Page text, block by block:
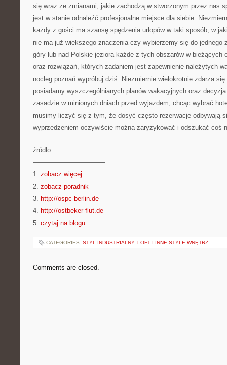
się wraz ze zmianami, jakie zachodzą w stworzonym przez nas
jest w stanie odnaleźć profesjonalne miejsce dla siebie.
każdy z gości ma szansę spędzenia urlopów w taki sposób, w
nie ma już większego znaczenia czy wybierzemy się do jednego
góry lub nad Polskie jeziora każde z tych obszarów w bieżących
oraz rozwiązań, których zadaniem jest zapewnienie należytych
nocleg poznań wypróbuj dziś. Niezmiernie wielokrotnie zdarza
posiadamy wyszczególnianych planów wakacyjnych oraz
zasadzie w minionych dniach przed wyjazdem, chcąc wybrać
musimy liczyć się z tym, że dosyć często rezerwacje odbywają
wyprzedzeniem oczywiście można zaryzykować i odszukać coś
źródło:
———————————
1. zobacz więcej
2. zobacz poradnik
3. http://ospc-berlin.de
4. http://ostbeker-flut.de
5. czytaj na blogu
CATEGORIES: STYL INDUSTRIALNY, LOFT I INNE STYLE WNĘTRZ
Comments are closed.